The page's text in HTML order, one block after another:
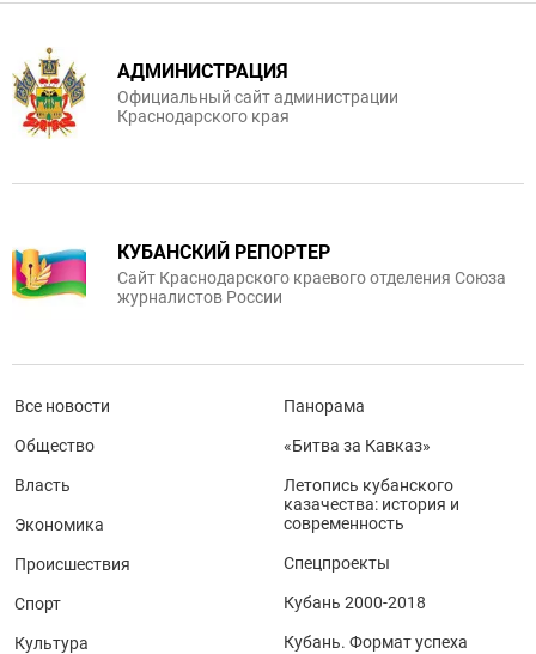
АДМИНИСТРАЦИЯ
Официальный сайт администрации
Краснодарского края
КУБАНСКИЙ РЕПОРТЕР
Сайт Краснодарского краевого отделения Союза
журналистов России
Все новости
Общество
Власть
Экономика
Происшествия
Спорт
Культура
Панорама
«Битва за Кавказ»
Летопись кубанского
казачества: история и
современность
Спецпроекты
Кубань 2000-2018
Кубань. Формат успеха